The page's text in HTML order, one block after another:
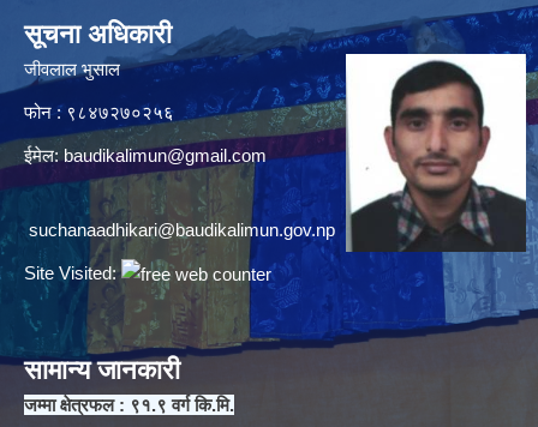
सूचना अधिकारी
जीवलाल भुसाल
फोन : ९८४७२७०२५६
ईमेल: baudikalimun@gmail.com
suchanaadhikari@baudikalimun.gov.np
Site Visited:
सामान्य जानकारी
जम्मा क्षेत्रफल : ९१.९ वर्ग कि.मि.